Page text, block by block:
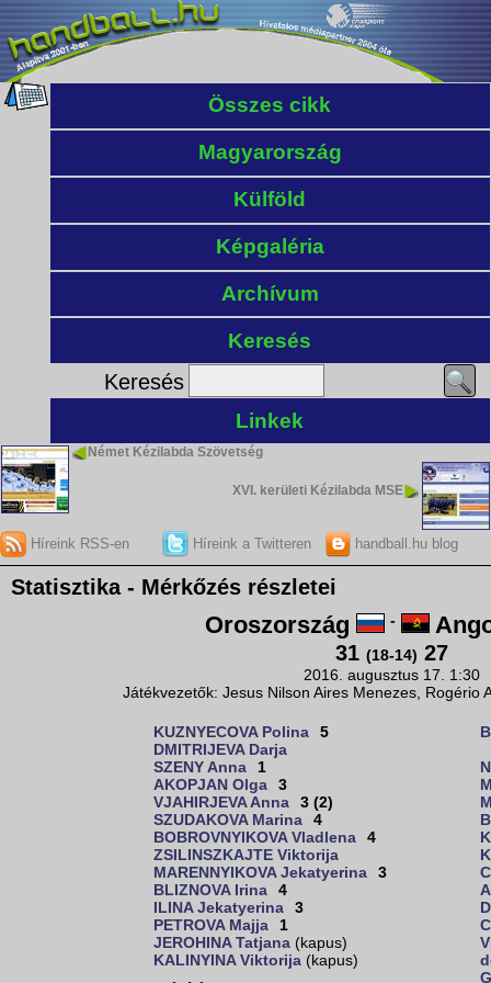
Összes cikk
Magyarország
Külföld
Képgaléria
Archívum
Keresés
Keresés
Linkek
Német Kézilabda Szövetség
XVI. kerületi Kézilabda MSE
Híreink RSS-en Híreink a Twitteren handball.hu blog
Statisztika - Mérkőzés részletei
Oroszország -
31 (18-14) 27
2016. augusztus 17. 1:30
Játékvezetők: Jesus Nilson Aires Menezes, Rogério
KUZNYECOVA Polina
5
DMITRIJEVA Darja
SZENY Anna
1
AKOPJAN Olga
3
VJAHIRJEVA Anna
3 (2)
SZUDAKOVA Marina
4
BOBROVNYIKOVA Vladlena
4
ZSILINSZKAJTE Viktorija
MARENNYIKOVA Jekatyerina
3
BLIZNOVA Irina
4
ILINA Jekatyerina
3
PETROVA Majja
1
JEROHINA Tatjana (kapus)
KALINYINA Viktorija (kapus)